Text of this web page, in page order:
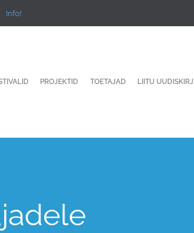
Info!
PROJEKTID TOETAJAD LIITU